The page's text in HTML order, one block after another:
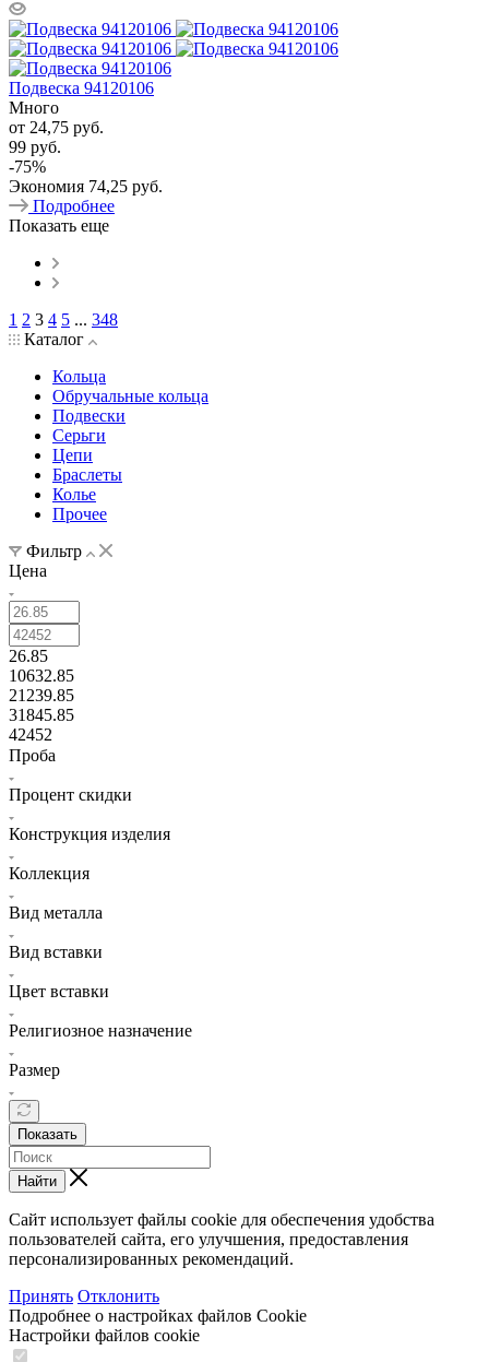
Подвеска 94120106
Много
от 24,75 руб.
99 руб.
-75%
Экономия 74,25 руб.
Подробнее
Показать еще
1 2 3 4 5 ... 348
Каталог
Кольца
Обручальные кольца
Подвески
Серьги
Цепи
Браслеты
Колье
Прочее
Фильтр
Цена
26.85
10632.85
21239.85
31845.85
42452
Проба
Процент скидки
Конструкция изделия
Коллекция
Вид металла
Вид вставки
Цвет вставки
Религиозное назначение
Размер
Показать
Найти
Сайт использует файлы cookie для обеспечения удобства
пользователей сайта, его улучшения, предоставления
персонализированных рекомендаций.
Принять Отклонить
Подробнее о настройках файлов Cookie
Настройки файлов cookie